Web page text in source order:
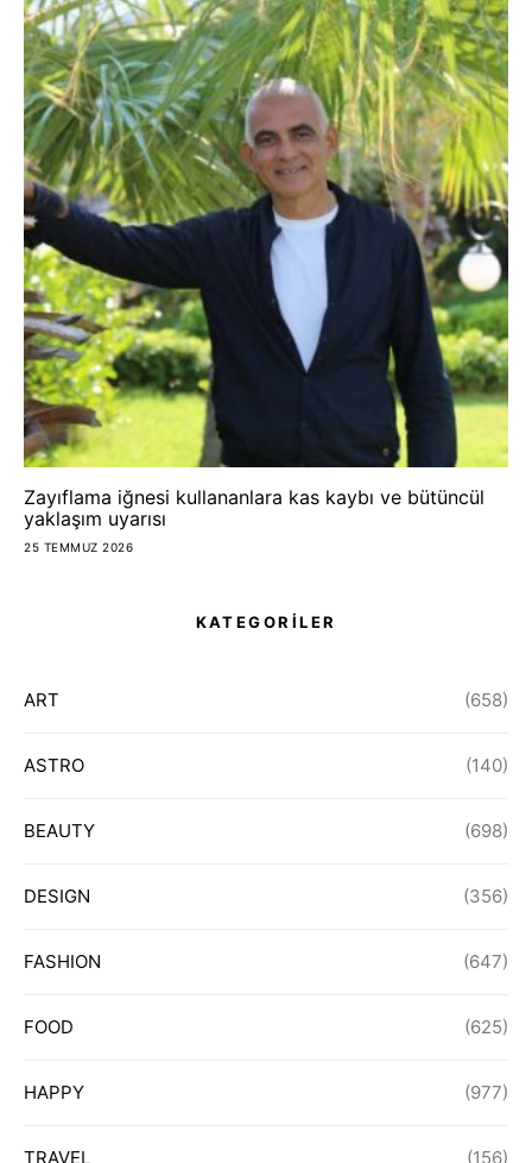
Zayıflama iğnesi kullananlara kas kaybı ve bütüncül
yaklaşım uyarısı
25 TEMMUZ 2026
KATEGORİLER
ART (658)
ASTRO (140)
BEAUTY (698)
DESIGN (356)
FASHION (647)
FOOD (625)
HAPPY (977)
TRAVEL (156)